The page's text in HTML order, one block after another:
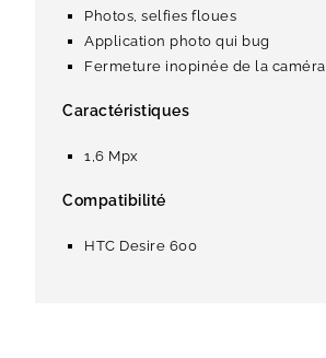
Photos, selfies floues
Application photo qui bug
Fermeture inopinée de la caméra
Caractéristiques
1,6 Mpx
Compatibilité
HTC Desire 600